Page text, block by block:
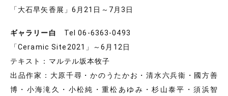
「大石早矢香展」6月21日～7月3日
ギャラリー白
Tel 06-6363-0493
「Ceramic Site2021」～6月12日
テキスト：マルテル坂本牧子
出品作家：大原千尋・かのうたかお・清水六兵衞・國方善
博・小海滝久・小松純・重松あゆみ・杉山泰平・須浜智